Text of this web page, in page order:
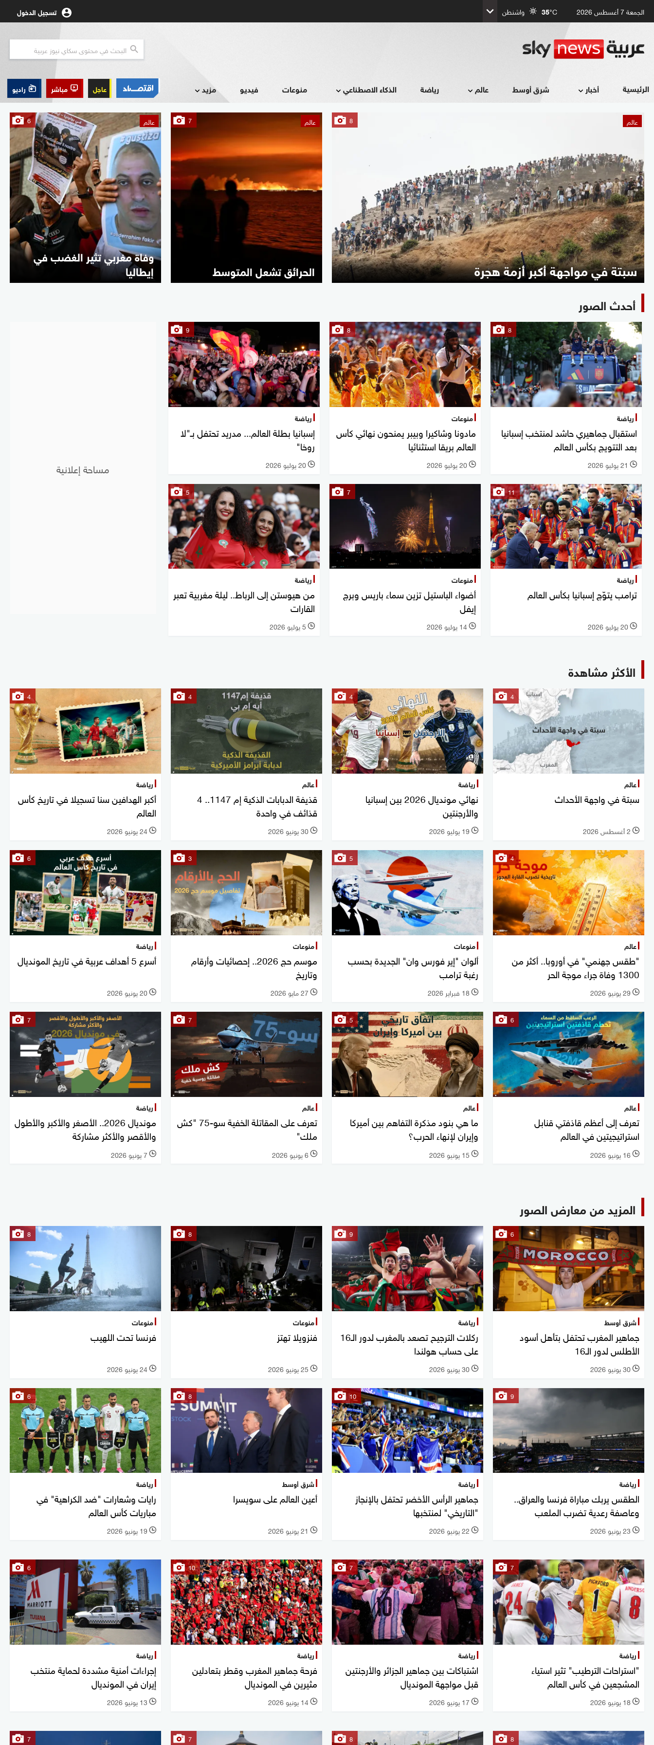
الجمعة 7 أغسطس 2026 35°C واشنطن تسجيل الدخول
الرئيسية أخبار شرق أوسط عالم رياضة الذكاء الاصطناعي منوعات فيديو مزيد عاجل مباشر راديو
8 عالم
سبتة في مواجهة أكبر أزمة هجرة
7 عالم
الحرائق تشعل المتوسط
6 عالم
وفاة مغربي تثير الغضب في
إيطاليا
أحدث الصور
8
رياضة
استقبال جماهيري حاشد لمنتخب إسبانيا
بعد التتويج بكأس العالم
l 21 يوليو 2026
8
منوعات
مادونا وشاكيرا وبيبر يمنحون نهائي كأس
العالم بريقا استثنائيا
l 20 يوليو 2026
9
رياضة
إسبانيا بطلة العالم... مدريد تحتفل بـ"لا
روخا"
l 20 يوليو 2026
11
رياضة
ترامب يتوّج إسبانيا بكأس العالم
l 20 يوليو 2026
7
منوعات
أضواء الباستيل تزين سماء باريس وبرج
إيفل
l 14 يوليو 2026
5
رياضة
من هيوستن إلى الرباط.. ليلة مغربية تعبر
القارات
l 5 يوليو 2026
الأكثر مشاهدة
4
عالم
سبتة في واجهة الأحداث
l 2 أغسطس 2026
4
رياضة
نهائي مونديال 2026 بين إسبانيا
والأرجنتين
l 19 يوليو 2026
4
عالم
قذيفة الدبابات الذكية إم 1147.. 4
قذائف في واحدة
l 30 يونيو 2026
4
رياضة
أكبر الهدافين سنا تسجيلا في تاريخ كأس
العالم
l 24 يونيو 2026
4
عالم
"طقس جهنمي" في أوروبا.. أكثر من
1300 وفاة جراء موجة الحر
l 29 يونيو 2026
5
منوعات
ألوان "إير فورس وان" الجديدة بحسب
رغبة ترامب
l 18 فبراير 2026
3
منوعات
موسم حج 2026.. إحصائيات وأرقام
وتاريخ
l 27 مايو 2026
6
رياضة
أسرع 5 أهداف عربية في تاريخ المونديال
l 20 يونيو 2026
6
عالم
تعرف إلى أعظم قاذفتي قنابل
استراتيجيتين في العالم
l 16 يونيو 2026
5
عالم
ما هي بنود مذكرة التفاهم بين أميركا
وإيران لإنهاء الحرب؟
l 15 يونيو 2026
7
عالم
تعرف على المقاتلة الخفية سو-75 "كش
ملك"
l 6 يونيو 2026
7
رياضة
مونديال 2026.. الأصغر والأكبر والأطول
والأقصر والأكثر مشاركة
l 7 يونيو 2026
المزيد من معارض الصور
6
شرق أوسط
جماهير المغرب تحتفل بتأهل أسود
الأطلس لدور الـ16
l 30 يونيو 2026
9
رياضة
ركلات الترجيح تصعد بالمغرب لدور الـ16
على حساب هولندا
l 30 يونيو 2026
8
منوعات
فنزويلا تهتز
l 25 يونيو 2026
8
منوعات
فرنسا تحت اللهيب
l 24 يونيو 2026
9
رياضة
الطقس يربك مباراة فرنسا والعراق..
وعاصفة رعدية تضرب الملعب
l 23 يونيو 2026
10
رياضة
جماهير الرأس الأخضر تحتفل بالإنجاز
"التاريخي" لمنتخبها
l 22 يونيو 2026
8
شرق أوسط
أعين العالم على سويسرا
l 21 يونيو 2026
6
رياضة
رايات وشعارات "ضد الكراهية" في
مباريات كأس العالم
l 19 يونيو 2026
7
رياضة
"استراحات الترطيب" تثير استياء
المشجعين في كأس العالم
l 18 يونيو 2026
7
رياضة
اشتباكات بين جماهير الجزائر والأرجنتين
قبل مواجهة المونديال
l 17 يونيو 2026
10
رياضة
فرحة جماهير المغرب وقطر بتعادلين
مثيرين في المونديال
l 14 يونيو 2026
6
رياضة
إجراءات أمنية مشددة لحماية منتخب
إيران في المونديال
l 13 يونيو 2026
8
8
7
7